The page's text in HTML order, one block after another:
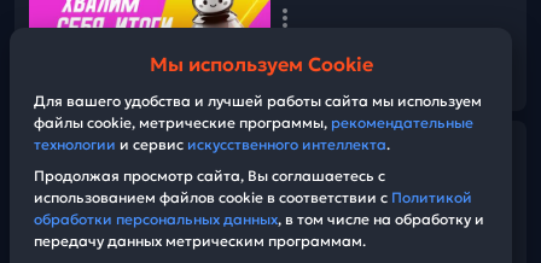
47:57
25 мая 2025 г., 17:20
21:53
КАК ОФОРМЛЯТЬ ОТВЕТЫ И
ПО ОБЩЕСТВОЗНАНИЮ?
Мы используем Cookie
Для вашего удобства и лучшей работы сайта мы используем
файлы cookie, метрические программы, рекомендательные
технологии и сервис искусственного интеллекта.
Продолжая просмотр сайта, Вы соглашаетесь с
использованием файлов cookie в соответствии с Политикой
обработки персональных данных, в том числе на обработку и
передачу данных метрическим программам.